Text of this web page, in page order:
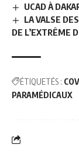
UCAD À
LA VALSE
DE L’EXTRÊME
ÉTIQUETÉS :
PARAMÉDICAUX